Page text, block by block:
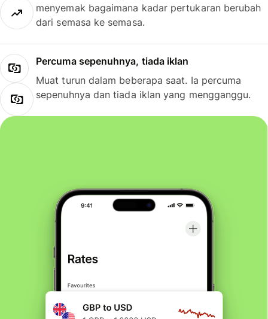
menyemak bagaimana kadar pertukaran berubah
dari semasa ke semasa.
Percuma sepenuhnya, tiada iklan
Muat turun dalam beberapa saat. Ia percuma
sepenuhnya dan tiada iklan yang mengganggu.